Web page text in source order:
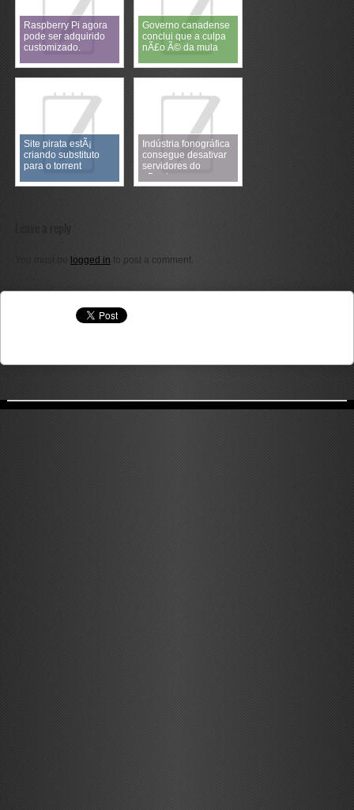
Raspberry Pi agora
pode ser adquirido
customizado.
Governo canadense
conclui que a culpa
nÃ£o Ã© da mula
Site pirata estÃ¡
criando substituto
para o torrent
Indústria fonográfica
consegue desativar
servidores do
eDonkey na
Alemanha
Leave a reply
logged in to post a comment.